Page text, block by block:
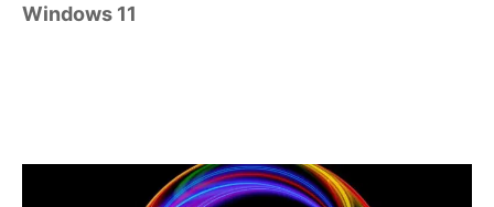
Windows 11